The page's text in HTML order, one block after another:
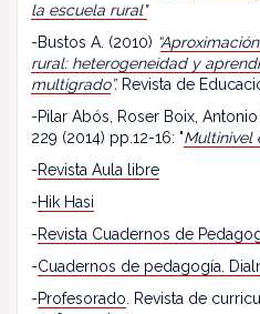
la escuela rural"
-Bustos A. (2010) “
rural: heterogeneidad y
multigrado”. Revista de
-Pilar Abós, Roser Boix, Antonio
229 (2014) pp.12-16: "Multinivel
-Revista Aula libre
-Hik Hasi
-Revista Cuadernos de
-Cuadernos de pedagogía.
-Profesorado . Revista de